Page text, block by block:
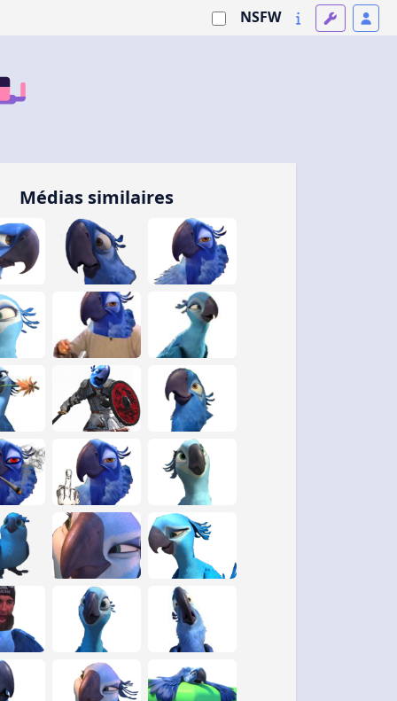
NSFW
Médias similaires